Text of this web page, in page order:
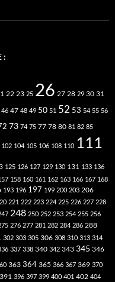
:
22 23 25 26 27 28 29 30 31
46 47 48 49 50 51 52 53 54 55 56
73 74 75 77 78 80 81 82 85
102 104 105 106 108 110 111
125 126 127 129 130 131 133 136
158 160 161 162 163 166 167 168
193 196 197 199 200 203 206
221 222 223 224 225 226 227 228
248 250 252 253 254 255 256
276 277 281 282 284 286 288
302 303 305 306 308 310 313 314
337 338 340 342 343 345 346
363 364 365 366 367 369 370
391 396 397 399 400 401 402 404